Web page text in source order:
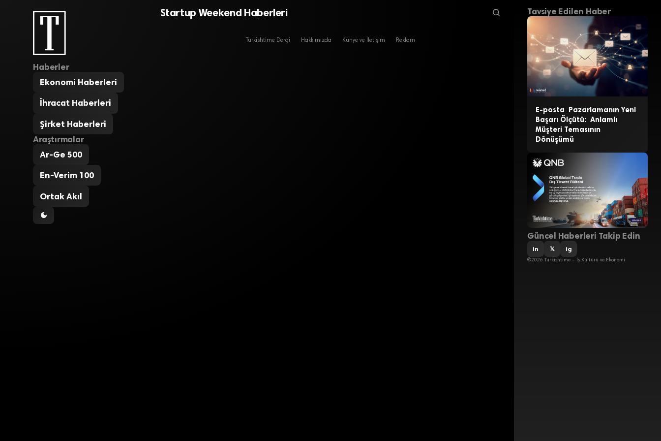
Haberler
Ekonomi Haberleri
İhracat Haberleri
Şirket Haberleri
Araştırmalar
Ar-Ge 500
En-Verim 100
Ortak Akıl
Startup Weekend Haberleri
Weekend yaklaşıyor
Turkishtime Dergi Hakkımızda Künye ve İletişim Reklam
Tavsiye Edilen Haber
E-posta Pazarlamanın Yeni
Başarı Ölçütü: Anlamlı
Müşteri Temasının
Dönüşümü
Güncel Haberleri Takip Edin
in 𝕏 ig
©2026 Turkishtime – İş Kültürü ve Ekonomi